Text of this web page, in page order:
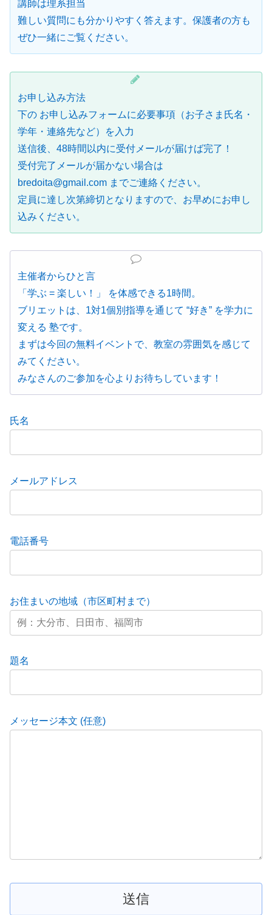
講師は理系担当
難しい質問にも分かりやすく答えます。保護者の方も
ぜひ一緒にご覧ください。
お申し込み方法
下の お申し込みフォームに必要事項（お子さま氏名・
学年・連絡先など）を入力
送信後、48時間以内に受付メールが届けば完了！
受付完了メールが届かない場合は
bredoita@gmail.com までご連絡ください。
定員に達し次第締切となりますので、お早めにお申し
込みください。
主催者からひと言
「学ぶ = 楽しい！」 を体感できる1時間。
ブリエットは、1対1個別指導を通じて “好き” を学力に
変える 塾です。
まずは今回の無料イベントで、教室の雰囲気を感じて
みてください。
みなさんのご参加を心よりお待ちしています！
氏名
メールアドレス
電話番号
お住まいの地域（市区町村まで）
題名
メッセージ本文 (任意)